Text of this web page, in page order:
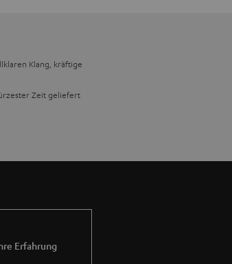
Klang, kräftige
Zeit geliefert
zu deinen
den Komfort
Erfahrung